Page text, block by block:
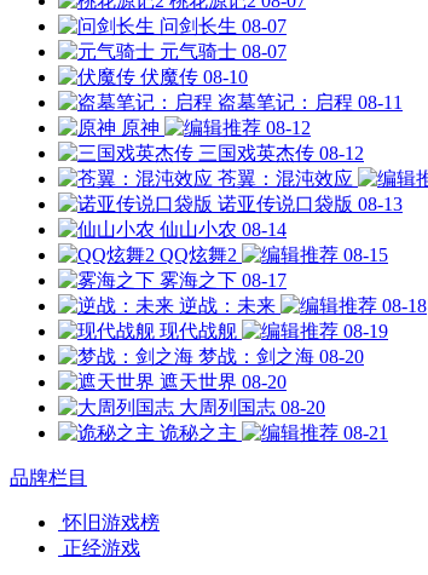
问剑长生 08-07
元气骑士 08-07
伏魔传 08-10
盗墓笔记：启程 08-11
原神
08-12
三国戏英杰传 08-12
苍翼：混沌效应
诺亚传说口袋版 08-13
仙山小农 08-14
QQ炫舞2
08-15
雾海之下 08-17
逆战：未来
08-18
现代战舰
08-19
梦战：剑之海 08-20
遮天世界 08-20
大周列国志 08-20
诡秘之主
08-21
品牌栏目
怀旧游戏榜
正经游戏